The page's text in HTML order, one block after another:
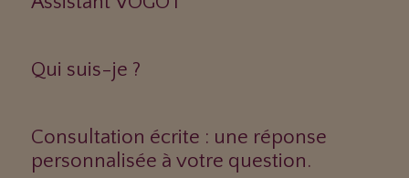
Qui suis-je ?
Consultation écrite : une réponse
personnalisée à votre question.